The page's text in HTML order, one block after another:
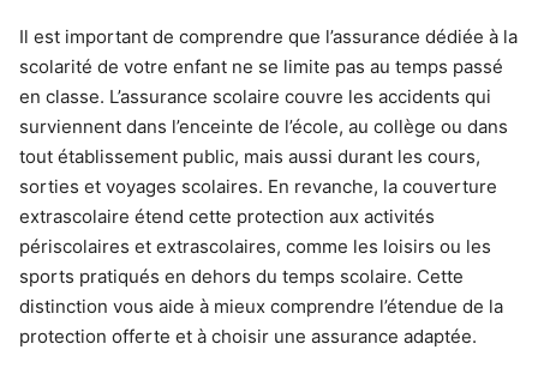
Il est important de comprendre que l’assurance dédiée à la
scolarité de votre enfant ne se limite pas au temps passé
en classe. L’assurance scolaire couvre les accidents qui
surviennent dans l’enceinte de l’école, au collège ou dans
tout établissement public, mais aussi durant les cours,
sorties et voyages scolaires. En revanche, la couverture
extrascolaire étend cette protection aux activités
périscolaires et extrascolaires, comme les loisirs ou les
sports pratiqués en dehors du temps scolaire. Cette
distinction vous aide à mieux comprendre l’étendue de la
protection offerte et à choisir une assurance adaptée.